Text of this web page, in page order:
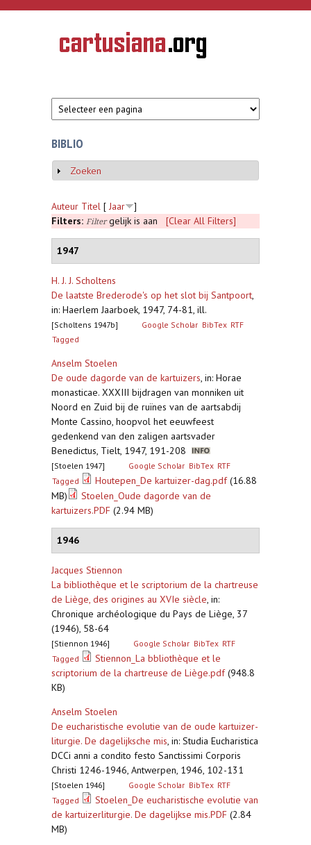
Overslaan en naar de inhoud gaan
CARTUSIANA
Geschiedenis
van de
BIBLIO
Weergeven
Zoeken
Auteur Titel [ Jaar
]
Filters: Filtergelijk is aan [Clear All Filters]
1947
H. J. J. Scholtens
De laatste Brederode's op het slot bij Santpoort,
in: Haerlem Jaarboek, 1947, 74-81, ill.
[Scholtens 1947b] Google Scholar BibTex RTF
Tagged
Anselm Stoelen
De oude dagorde van de kartuizers, in: Horae
monasticae. XXXIII bijdragen van monniken uit
Noord en Zuid bij de ruïnes van de aartsabdij
Monte Cassino, hoopvol het eeuwfeest
gedenkend van den zaligen aartsvader
Benedictus, Tielt, 1947, 191-208
[Stoelen 1947] Google Scholar BibTex RTF
Tagged
Houtepen_De kartuizer-dag.pdf(16.88
MB)
Stoelen_Oude dagorde van de
kartuizers.PDF (2.94 MB)
1946
Jacques Stiennon
La bibliothèque et le scriptorium de la chartreuse
de Liège, des origines au XVIe siècle, in:
Chronique archéologique du Pays de Liège, 37
(1946), 58-64
[Stiennon 1946] Google Scholar BibTex RTF
Tagged
Stiennon_La bbliothèque et le
scriptorium de la chartreuse de Liège.pdf(948.8
KB)
Anselm Stoelen
De eucharistische evolutie van de oude kartuizer-
liturgie. De dagelijksche mis, in: Studia Eucharistica
DCCi anni a condito festo Sanctissimi Corporis
Christi 1246-1946, Antwerpen, 1946, 102-131
[Stoelen 1946] Google Scholar BibTex RTF
Tagged
Stoelen_De eucharistische evolutie van
de kartuizerliturgie. De dagelijkse mis.PDF (2.84
MB)